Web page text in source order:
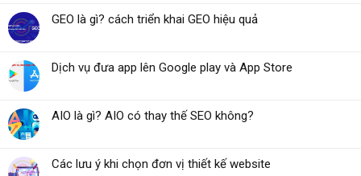
GEO là gì? cách triển khai GEO hiệu quả
Dịch vụ đưa app lên Google play và App Store
AIO là gì? AIO có thay thế SEO không?
Các lưu ý khi chọn đơn vị thiết kế website